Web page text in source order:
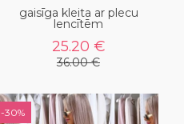
gaisīga kleita ar plecu
lencītēm
25.20 €
36.00 €
-30%